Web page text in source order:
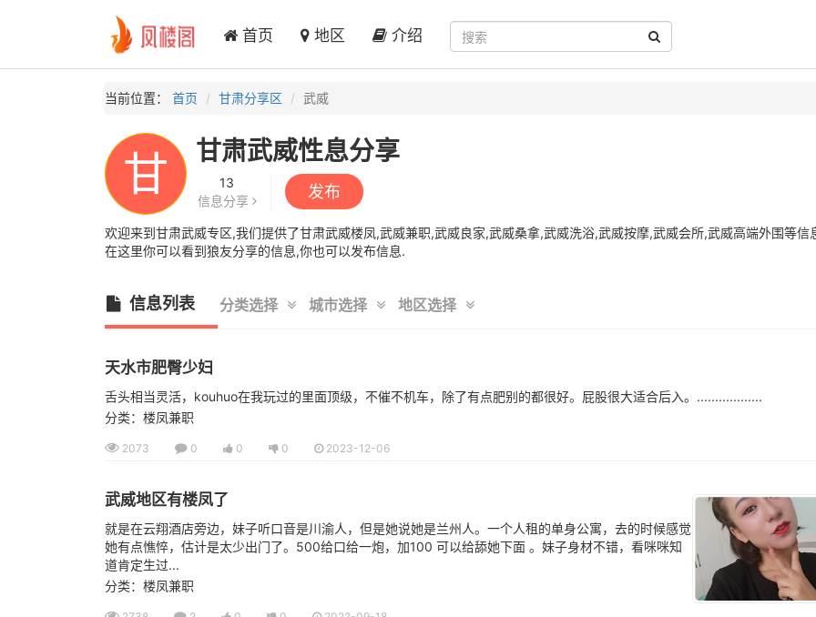
首页 地区 介绍
当前位置： 首页 甘肃分享区 武威
甘 甘肃武威性息分享
13
信息分享
发布
欢迎来到甘肃武威专区,我们提供了甘肃武威楼凤,武威兼职,武威良家,武威桑拿,武威洗浴,武威按摩,武威会所,武威高端外围等信
在这里你可以看到狼友分享的信息,你也可以发布信息.
信息列表 分类选择 城市选择 地区选择
天水市肥臀少妇
舌头相当灵活，kouhuo在我玩过的里面顶级，不催不机车，除了有点肥别的都很好。屁股很大适合后入。..................
分类：楼凤兼职
2073 0 0 0 2023-12-06
武威地区有楼凤了
就是在云翔酒店旁边，妹子听口音是川渝人，但是她说她是兰州人。一个人租的单身公寓，去的时候感觉
她有点憔悴，估计是太少出门了。500给口给一炮，加100 可以给舔她下面 。妹子身材不错，看咪咪知
道肯定生过...
分类：楼凤兼职